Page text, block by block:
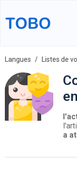
Langues Listes de
a